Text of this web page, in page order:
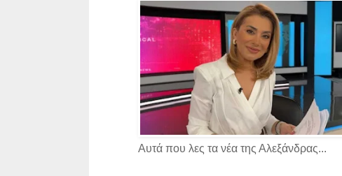
Αυτά που λες τα νέα της Αλεξάνδρας...